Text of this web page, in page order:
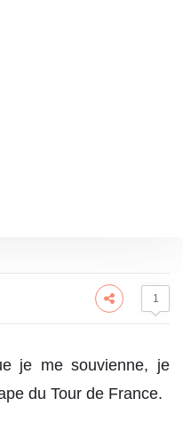
1
je me souvienne, je
du Tour de France.